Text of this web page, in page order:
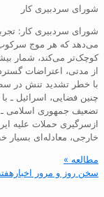
شورای سردبیری کار
شورای سردبیری کار:
می‌دهد که هر موج سرکوب،
کوچک‌تر می‌کند، شمار
از مدتی، اعتراضات
با خطر تشدید تنش در
چنین فضایی، اسرائیل ـ
تضعیف جمهوری اسلامی
ازسرگیری حملات علیه
خارجی، معادله‌ای
مطالعه »
سخن روز و مرور